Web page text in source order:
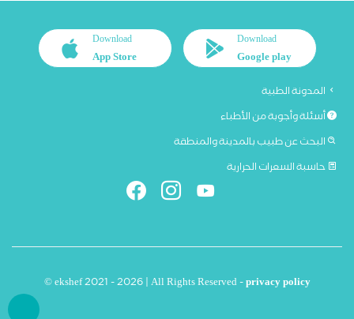
Download
Google play
Download
App Store
المدونة الطبية
أسئلة وأجوبة من الأطباء
البحث عن طبيب بالمدينة والمنطقة
حاسبة السعرات الحرارية
© ekshef 2021 - 2026 | All Rights Reserved -privacy policy